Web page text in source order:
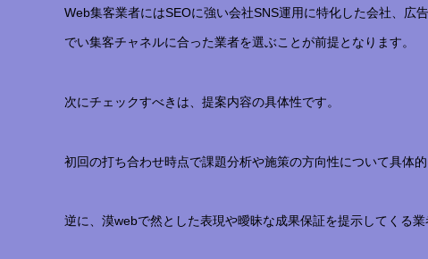
Web集客業者にはSEOに強い会社SNS運用に特化した会社、広
でい集客チャネルに合った業者を選ぶことが前提となります。
次にチェックすべきは、提案内容の具体性です。
初回の打ち合わせ時点で課題分析や施策の方向性について具体
逆に、漠webで然とした表現や曖昧な成果保証を提示してくる業